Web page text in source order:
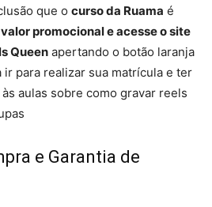
que o curso da Ruama é
valor promocional e acesse o site
Queen apertando o botão laranja
ir para realizar sua matrícula e ter
aulas sobre como gravar reels
e Garantia de